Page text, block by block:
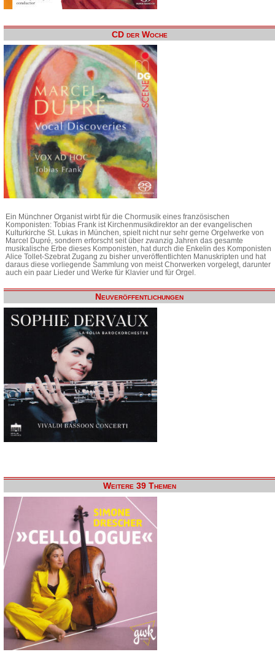
CD der Woche
Ein Münchner Organist wirbt für die Chormusik eines französischen
Komponisten: Tobias Frank ist Kirchenmusikdirektor an der evangelischen
Kulturkirche St. Lukas in München, spielt nicht nur sehr gerne Orgelwerke von
Marcel Dupré, sondern erforscht seit über zwanzig Jahren das gesamte
musikalische Erbe dieses Komponisten, hat durch die Enkelin des Komponisten
Alice Tollet-Szebrat Zugang zu bisher unveröffentlichten Manuskripten und hat
daraus diese vorliegende Sammlung von meist Chorwerken vorgelegt, darunter
auch ein paar Lieder und Werke für Klavier und für Orgel.
Neuveröffentlichungen
Weitere 39 Themen